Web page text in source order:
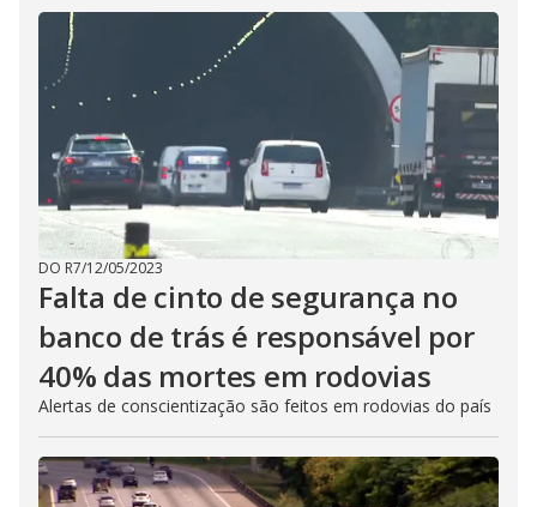
DO R7/12/05/2023
Falta de cinto de segurança no
banco de trás é responsável por
40% das mortes em rodovias
Alertas de conscientização são feitos em rodovias do país